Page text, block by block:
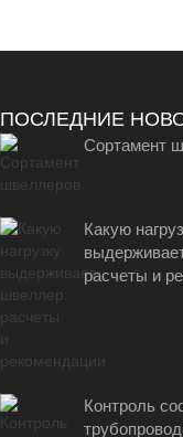
ПОСЛЕДНИЕ
Сортамент
Какую
расчеты и
Контроль